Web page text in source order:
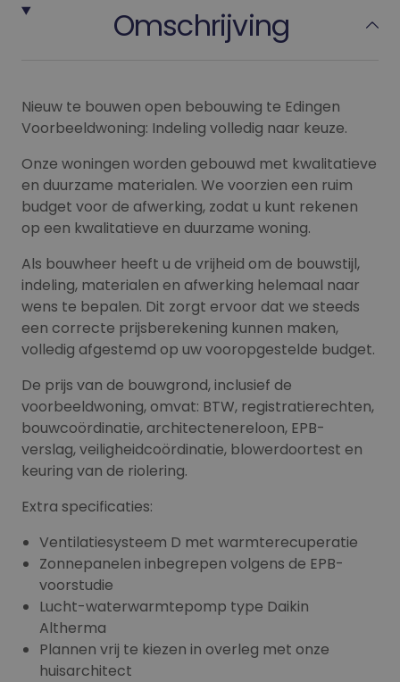
Omschrijving
Nieuw te bouwen open bebouwing te Edingen
Voorbeeldwoning: Indeling volledig naar keuze.
Onze woningen worden gebouwd met kwalitatieve
en duurzame materialen. We voorzien een ruim
budget voor de afwerking, zodat u kunt rekenen
op een kwalitatieve en duurzame woning.
Als bouwheer heeft u de vrijheid om de bouwstijl,
indeling, materialen en afwerking helemaal naar
wens te bepalen. Dit zorgt ervoor dat we steeds
een correcte prijsberekening kunnen maken,
volledig afgestemd op uw vooropgestelde budget.
De prijs van de bouwgrond, inclusief de
voorbeeldwoning, omvat: BTW, registratierechten,
bouwcoördinatie, architectenereloon, EPB-
verslag, veiligheidcoördinatie, blowerdoortest en
keuring van de riolering.
Extra specificaties:
Ventilatiesysteem D met warmterecuperatie
Zonnepanelen inbegrepen volgens de EPB-
voorstudie
Lucht-waterwarmtepomp type Daikin
Altherma
Plannen vrij te kiezen in overleg met onze
huisarchitect